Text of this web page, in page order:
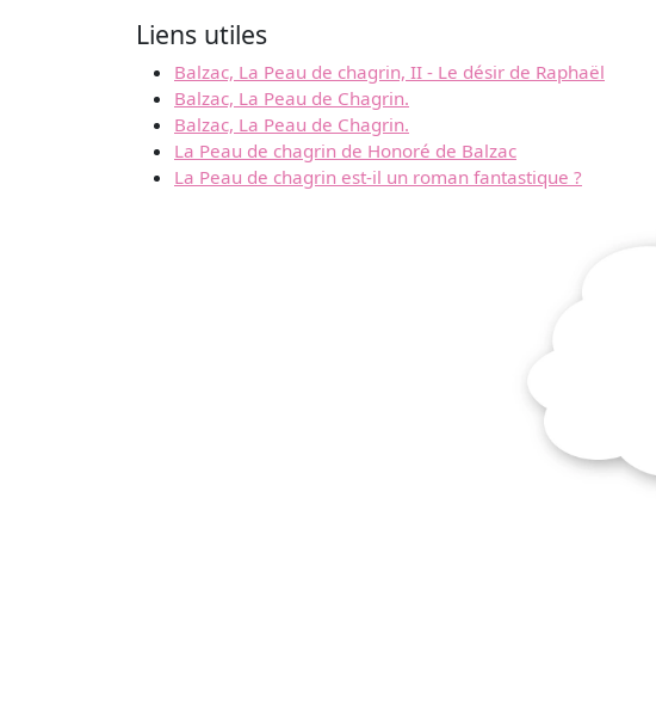
Liens utiles
Balzac, La Peau de chagrin, II - Le désir de Raphaël
Balzac, La Peau de Chagrin.
Balzac, La Peau de Chagrin.
La Peau de chagrin de Honoré de Balzac
La Peau de chagrin est-il un roman fantastique ?